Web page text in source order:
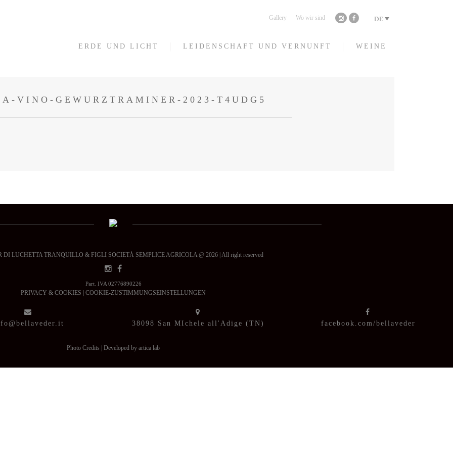
DE
Gallery Wo wir sind
ERDE UND LICHT LEIDENSCHAFT UND VERNUNFT WEINE
VINO-GEWURZTRAMINER-2023-T4UDG5
DI LUCHETTA TRANQUILLO & FIGLI SOCIETÀ SEMPLICE AGRICOLA @ 2026 | All right reserved
Part. IVA 02776890226
PRIVACY & COOKIES COOKIE-ZUSTIMMUNGSEINSTELLUNGEN
38098 San MIchele all'Adige (TN) facebook.com/bellaveder
Photo Credits Developed by artica lab